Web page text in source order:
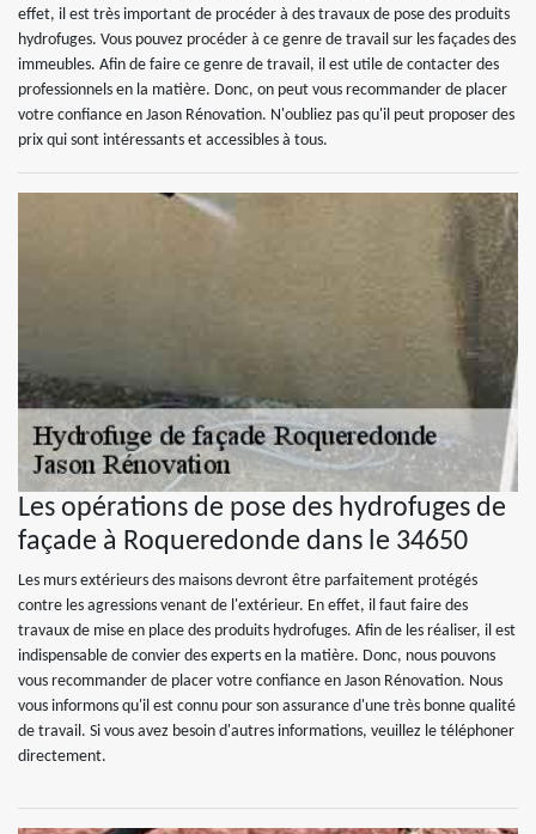
effet, il est très important de procéder à des travaux de pose des produits
hydrofuges. Vous pouvez procéder à ce genre de travail sur les façades des
immeubles. Afin de faire ce genre de travail, il est utile de contacter des
professionnels en la matière. Donc, on peut vous recommander de placer
votre confiance en Jason Rénovation. N'oubliez pas qu'il peut proposer des
prix qui sont intéressants et accessibles à tous.
Les opérations de pose des hydrofuges de
façade à Roqueredonde dans le 34650
Les murs extérieurs des maisons devront être parfaitement protégés
contre les agressions venant de l'extérieur. En effet, il faut faire des
travaux de mise en place des produits hydrofuges. Afin de les réaliser, il est
indispensable de convier des experts en la matière. Donc, nous pouvons
vous recommander de placer votre confiance en Jason Rénovation. Nous
vous informons qu'il est connu pour son assurance d'une très bonne qualité
de travail. Si vous avez besoin d'autres informations, veuillez le téléphoner
directement.